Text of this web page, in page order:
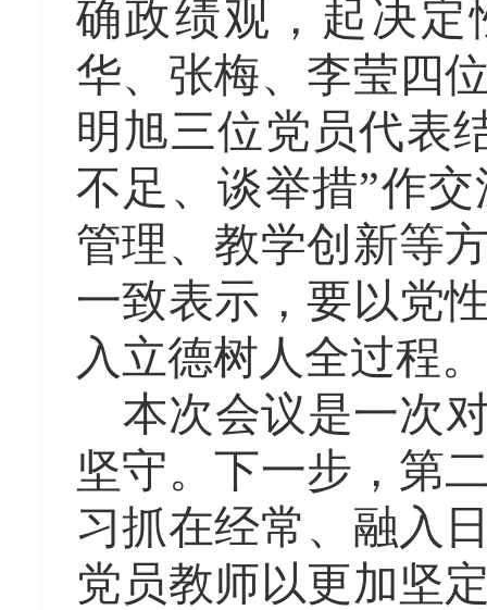
确政绩观，起决定
华、张梅、李莹四
明旭三位党员代表
不足、谈举措”作
管理、教学创新等
一致表示，要以党
入立德树人全过程。
本次会议是一次
坚守。下一步，第
习抓在经常、融入
党员教师以更加坚